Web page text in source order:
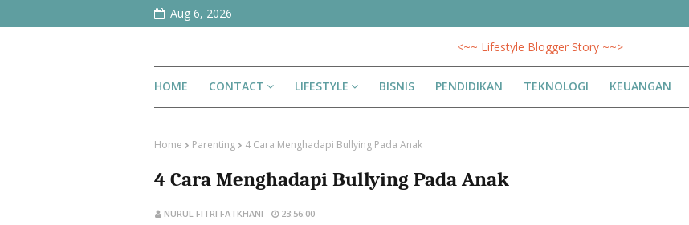
Aug 6, 2026
<~~ Lifestyle Blogger Story ~~>
HOME CONTACT LIFESTYLE BISNIS PENDIDIKAN TEKNOLOGI KEUANGAN
Home Parenting 4 Cara Menghadapi Bullying Pada Anak
4 Cara Menghadapi Bullying Pada Anak
NURUL FITRI FATKHANI 23:56:00